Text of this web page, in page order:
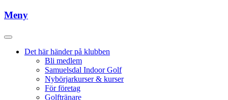
Meny
Det här händer på klubben
Bli medlem
Samuelsdal Indoor Golf
Nybörjarkurser & kurser
För företag
Golftränare